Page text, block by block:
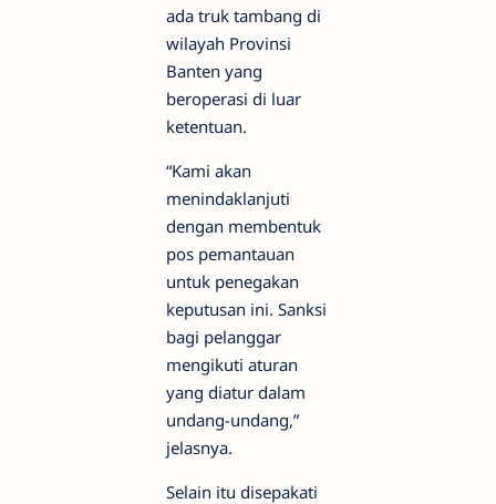
ada truk tambang di
wilayah Provinsi
Banten yang
beroperasi di luar
ketentuan.
“Kami akan
menindaklanjuti
dengan membentuk
pos pemantauan
untuk penegakan
keputusan ini. Sanksi
bagi pelanggar
mengikuti aturan
yang diatur dalam
undang-undang,”
jelasnya.
Selain itu disepakati